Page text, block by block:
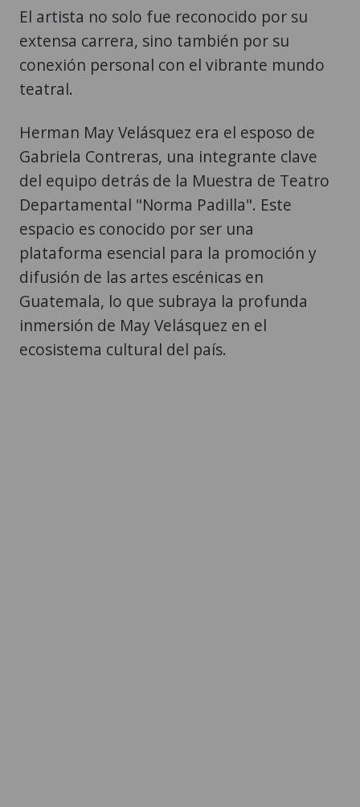
El artista no solo fue reconocido por su
extensa carrera, sino también por su
conexión personal con el vibrante mundo
teatral.
Herman May Velásquez era el esposo de
Gabriela Contreras, una integrante clave
del equipo detrás de la Muestra de Teatro
Departamental "Norma Padilla". Este
espacio es conocido por ser una
plataforma esencial para la promoción y
difusión de las artes escénicas en
Guatemala, lo que subraya la profunda
inmersión de May Velásquez en el
ecosistema cultural del país.